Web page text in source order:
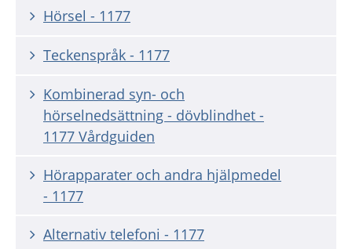
Hörsel - 1177
Teckenspråk - 1177
Kombinerad syn- och
hörselnedsättning - dövblindhet -
1177 Vårdguiden
Hörapparater och andra hjälpmedel
- 1177
Alternativ telefoni - 1177